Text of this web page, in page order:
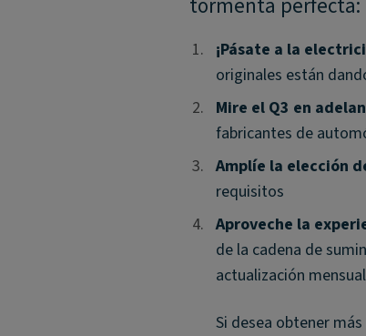
tormenta perfecta:
1.
1. ¡Pásate a la
originales están
2.
2. Mire el Q3 en
fabricantes de
3.
3. Amplíe la elección
requisitos
4.
4. Aproveche la
de la cadena de
actualización
Si desea obtener